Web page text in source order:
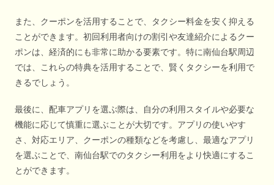
また、クーポンを活用することで、タクシー料金を安く抑える
ことができます。初回利用者向けの割引や友達紹介によるクー
ポンは、経済的にも非常に助かる要素です。特に南仙台駅周辺
では、これらの特典を活用することで、賢くタクシーを利用で
きるでしょう。
最後に、配車アプリを選ぶ際は、自分の利用スタイルや必要な
機能に応じて慎重に選ぶことが大切です。アプリの使いやす
さ、対応エリア、クーポンの種類などを考慮し、最適なアプリ
を選ぶことで、南仙台駅でのタクシー利用をより快適にするこ
とができます。